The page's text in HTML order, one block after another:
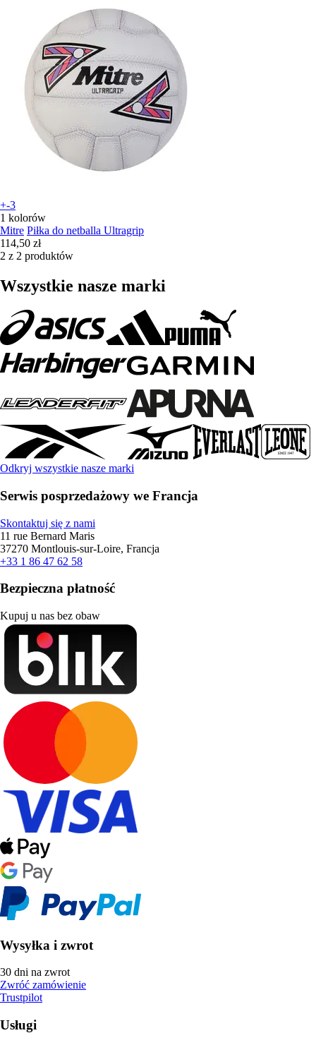
+-3
1 kolorów
Mitre Piłka do netballa Ultragrip
114,50 zł
2 z 2 produktów
Wszystkie nasze marki
Odkryj wszystkie nasze marki
Serwis posprzedażowy we Francja
Skontaktuj się z nami
11 rue Bernard Maris
37270 Montlouis-sur-Loire, Francja
+33 1 86 47 62 58
Bezpieczna płatność
Kupuj u nas bez obaw
Wysyłka i zwrot
30 dni na zwrot
Zwróć zamówienie
Trustpilot
Usługi